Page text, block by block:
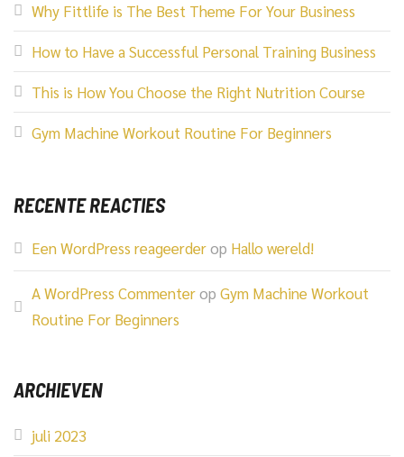
Why Fittlife is The Best Theme For Your Business
How to Have a Successful Personal Training Business
This is How You Choose the Right Nutrition Course
Gym Machine Workout Routine For Beginners
RECENTE REACTIES
Een WordPress reageerderop Hallo wereld!
A WordPress Commenterop Gym Machine Workout
Routine For Beginners
ARCHIEVEN
juli 2023